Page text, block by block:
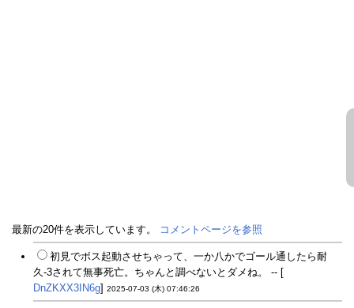
最新の20件を表示しています。 コメントページを参照
初見でボス起動させちゃって、一か八かでゴール通したら耐
久-3されて無事死亡。ちゃんと調べないとダメね。 -- [
DnZKXX3IN6g] 2025-07-03 (木) 07:46:26